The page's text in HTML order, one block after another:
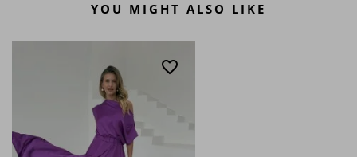
YOU MIGHT ALSO LIKE
favorite_border